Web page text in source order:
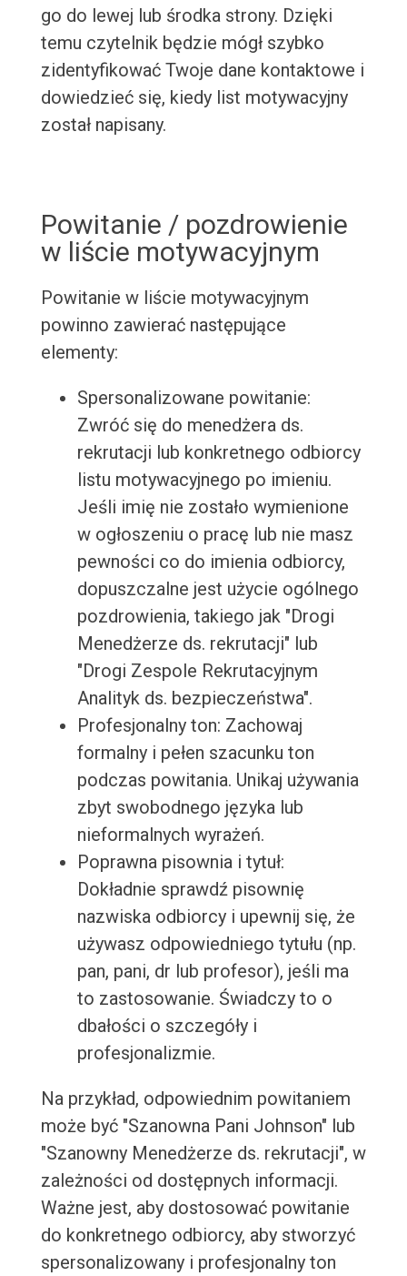
go do lewej lub środka strony. Dzięki
temu czytelnik będzie mógł szybko
zidentyfikować Twoje dane kontaktowe i
dowiedzieć się, kiedy list motywacyjny
został napisany.
Powitanie / pozdrowienie
w liście motywacyjnym
Powitanie w liście motywacyjnym
powinno zawierać następujące
elementy:
Spersonalizowane powitanie:
Zwróć się do menedżera ds.
rekrutacji lub konkretnego odbiorcy
listu motywacyjnego po imieniu.
Jeśli imię nie zostało wymienione
w ogłoszeniu o pracę lub nie masz
pewności co do imienia odbiorcy,
dopuszczalne jest użycie ogólnego
pozdrowienia, takiego jak "Drogi
Menedżerze ds. rekrutacji" lub
"Drogi Zespole Rekrutacyjnym
Analityk ds. bezpieczeństwa".
Profesjonalny ton: Zachowaj
formalny i pełen szacunku ton
podczas powitania. Unikaj używania
zbyt swobodnego języka lub
nieformalnych wyrażeń.
Poprawna pisownia i tytuł:
Dokładnie sprawdź pisownię
nazwiska odbiorcy i upewnij się, że
używasz odpowiedniego tytułu (np.
pan, pani, dr lub profesor), jeśli ma
to zastosowanie. Świadczy to o
dbałości o szczegóły i
profesjonalizmie.
Na przykład, odpowiednim powitaniem
może być "Szanowna Pani Johnson" lub
"Szanowny Menedżerze ds. rekrutacji", w
zależności od dostępnych informacji.
Ważne jest, aby dostosować powitanie
do konkretnego odbiorcy, aby stworzyć
spersonalizowany i profesjonalny ton